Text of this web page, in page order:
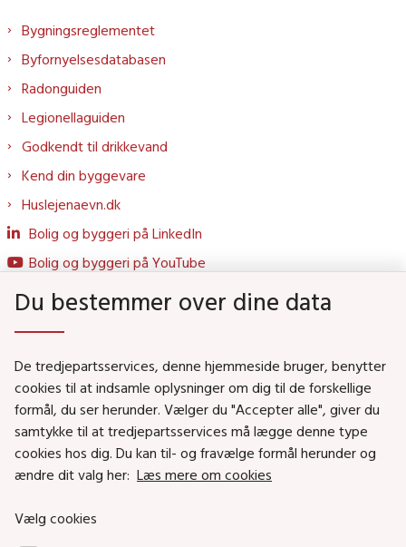
Bygningsreglementet
Byfornyelsesdatabasen
Radonguiden
Legionellaguiden
Godkendt til drikkevand
Kend din byggevare
Huslejenaevn.dk
Bolig og byggeri på LinkedIn
Bolig og byggeri på YouTube
Social- og Boligministeriet
Job i Social- og Boligstyrelsen
Puljer og tilskud
Nyhedsbreve
Social- og Boligstyrelsens nyheder som RSS feed
Du bestemmer over dine data
De tredjepartsservices, denne hjemmeside bruger, benytter
cookies til at indsamle oplysninger om dig til de forskellige
formål, du ser herunder. Vælger du "Accepter alle", giver du
samtykke til at tredjepartsservices må lægge denne type
cookies hos dig. Du kan til- og fravælge formål herunder og
ændre dit valg her: Læs mere om cookies
Vælg cookies